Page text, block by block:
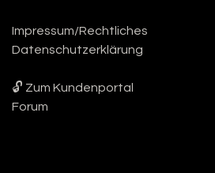
Impressum/Rechtliches
Datenschutzerklärung
🔓 Zum Kundenportal
Forum